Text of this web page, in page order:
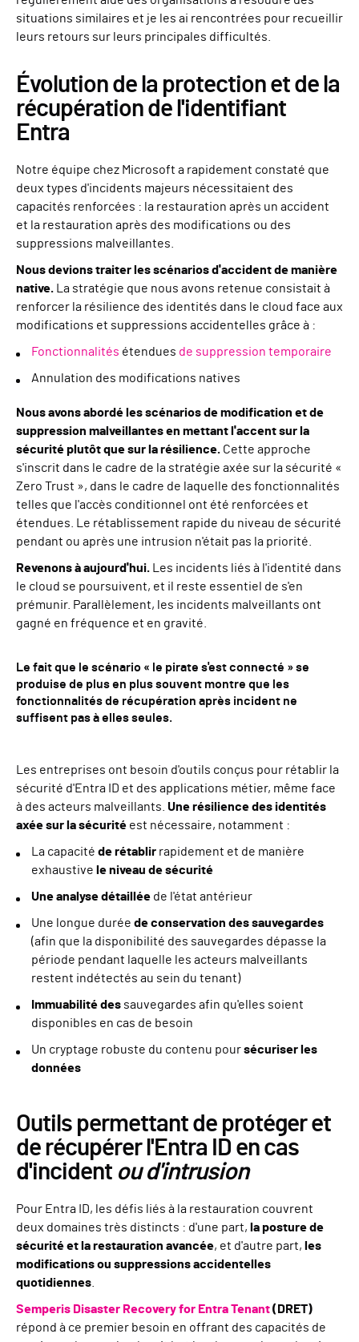
situations similaires et je les ai rencontrées pour recueillir
leurs retours sur leurs principales difficultés.
Évolution de la protection et de la
récupération de l'identifiant
Entra
Notre équipe chez Microsoft a rapidement constaté que
deux types d'incidents majeurs nécessitaient des
capacités renforcées : la restauration après un accident
et la restauration après des modifications ou des
suppressions malveillantes.
Nous devions traiter les scénarios d'accident de manière
native. La stratégie que nous avons retenue consistait à
renforcer la résilience des identités dans le cloud face aux
modifications et suppressions accidentelles grâce à :
Fonctionnalités étendues de suppression temporaire
Annulation des modifications natives
Nous avons abordé les scénarios de modification et de
suppression malveillantes en mettant l'accent sur la
sécurité plutôt que sur la résilience. Cette approche
s'inscrit dans le cadre de la stratégie axée sur la sécurité «
Zero Trust », dans le cadre de laquelle des fonctionnalités
telles que l'accès conditionnel ont été renforcées et
étendues. Le rétablissement rapide du niveau de sécurité
pendant ou après une intrusion n'était pas la priorité.
Revenons à aujourd'hui. Les incidents liés à l'identité dans
le cloud se poursuivent, et il reste essentiel de s'en
prémunir. Parallèlement, les incidents malveillants ont
gagné en fréquence et en gravité.
Le fait que le scénario « le pirate s'est connecté » se
produise de plus en plus souvent montre que les
fonctionnalités de récupération après incident ne
suffisent pas à elles seules.
Les entreprises ont besoin d'outils conçus pour rétablir la
sécurité d'Entra ID et des applications métier, même face
à des acteurs malveillants. Une résilience des identités
axée sur la sécurité est nécessaire, notamment :
La capacité de rétablir rapidement et de manière
exhaustive le niveau de sécurité
Une analyse détaillée de l'état antérieur
Une longue durée de conservation des sauvegardes
(afin que la disponibilité des sauvegardes dépasse la
période pendant laquelle les acteurs malveillants
restent indétectés au sein du tenant)
Immuabilité des sauvegardes afin qu'elles soient
disponibles en cas de besoin
Un cryptage robuste du contenu poursécuriser les
données
Outils permettant de protéger et
de récupérer l'Entra ID en cas
d'incident ou d'intrusion
Pour Entra ID, les défis liés à la restauration couvrent
deux domaines très distincts : d'une part, la posture de
sécurité et la restauration avancée, et d'autre part, les
modifications ou suppressions accidentelles
quotidiennes
Semperis Disaster Recovery for Entra Tenant(DRET)
répond à ce premier besoin en offrant des capacités de